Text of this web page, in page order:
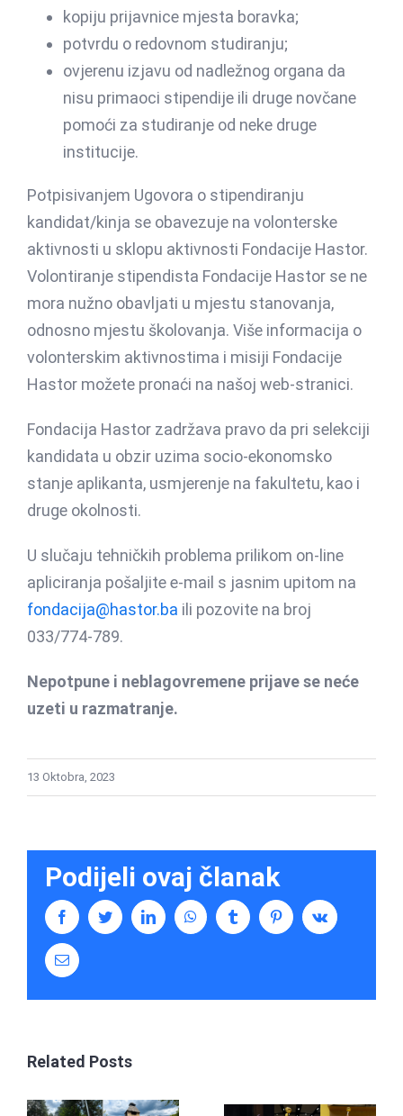
kopiju prijavnice mjesta boravka;
potvrdu o redovnom studiranju;
ovjerenu izjavu od nadležnog organa da
nisu primaoci stipendije ili druge novčane
pomoći za studiranje od neke druge
institucije.
Potpisivanjem Ugovora o stipendiranju
kandidat/kinja se obavezuje na volonterske
aktivnosti u sklopu aktivnosti Fondacije Hastor.
Volontiranje stipendista Fondacije Hastor se ne
mora nužno obavljati u mjestu stanovanja,
odnosno mjestu školovanja. Više informacija o
volonterskim aktivnostima i misiji Fondacije
Hastor možete pronaći na našoj web-stranici.
Fondacija Hastor zadržava pravo da pri selekciji
kandidata u obzir uzima socio-ekonomsko
stanje aplikanta, usmjerenje na fakultetu, kao i
druge okolnosti.
U slučaju tehničkih problema prilikom on-line
apliciranja pošaljite e-mail s jasnim upitom na
fondacija@hastor.ba ili pozovite na broj
033/774-789.
Nepotpune i neblagovremene prijave se neće
uzeti u razmatranje.
13 Oktobra, 2023
Podijeli ovaj članak
FacebookTwitterLinkedInWhatsAppTumblr PinterestVk
Email
Related Posts
Fragmenti